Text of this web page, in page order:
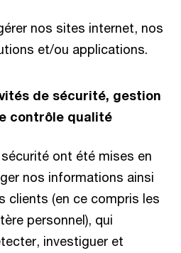
nos sites internet, nos
et/ou applications.
de sécurité, gestion
contrôle qualité
ont été mises en
nos informations ainsi
clients (en ce compris les
personnel), qui
investiguer et